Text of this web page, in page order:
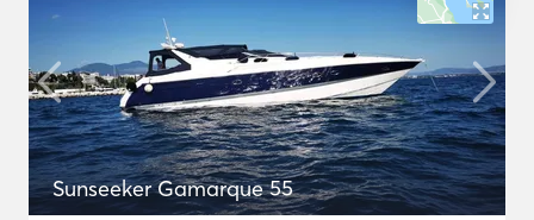
Sunseeker Gamarque 55